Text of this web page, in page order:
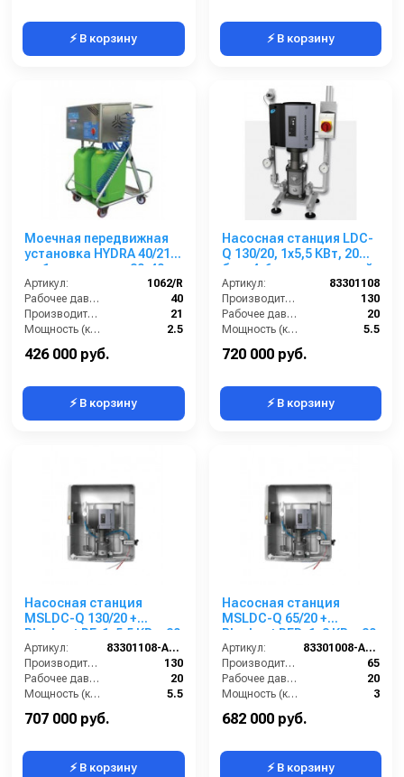
⚡ В корзину ⚡ В корзину
Моечная передвижная
установка HYDRA 40/21
на 1 оператора , 20-40
бар, 21 л/мин, 230 В
Артикул:
1062/R
Рабочее давление (бар):
40
Производительность (л/мин):
21
Мощность (кВт):
2.5
426 000 руб.
⚡ В корзину
Насосная станция LDC-
Q 130/20, 1x5,5 КВт, 20
бар, 4-6 пользователей
Артикул:
83301108
Производительность (л/мин):
130
Рабочее давление (бар):
20
Мощность (кВт):
5.5
720 000 руб.
⚡ В корзину
Насосная станция
MSLDC-Q 130/20 +
Blocksat RF, 1x5,5 КВт, 20
бар, 4 пользователя
Артикул:
83301108-A-RF
Производительность (л/мин):
130
Рабочее давление (бар):
20
Мощность (кВт):
5.5
707 000 руб.
⚡ В корзину
Насосная станция
MSLDC-Q 65/20 +
Blocksat RFD, 1x3 КВт, 20
бар, 2 пользователя
Артикул:
83301008-A-RFD
Производительность (л/мин):
65
Рабочее давление (бар):
20
Мощность (кВт):
3
682 000 руб.
⚡ В корзину